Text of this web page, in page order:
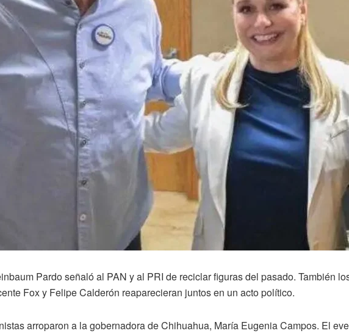
Pardo señaló al PAN y al PRI de reciclar figuras del pasado. También
Fox y Felipe Calderón reaparecieran juntos en un acto político.
arroparon a la gobernadora de Chihuahua, María Eugenia Campos. El